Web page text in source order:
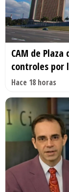
CAM de
controles por
Hace 18 horas